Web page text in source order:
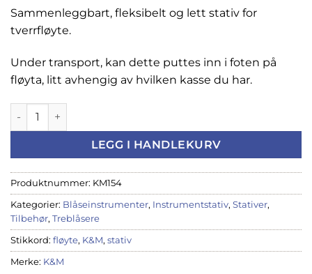
Sammenleggbart, fleksibelt og lett stativ for
tverrfløyte.
Under transport, kan dette puttes inn i foten på
fløyta, litt avhengig av hvilken kasse du har.
K&M Stativ Fløyte15232 sammenleggbart antall
LEGG I HANDLEKURV
Produktnummer: KM154
Kategorier: Blåseinstrumenter, Instrumentstativ, Stativer,
Tilbehør, Treblåsere
Stikkord: fløyte, K&M, stativ
Merke: K&M